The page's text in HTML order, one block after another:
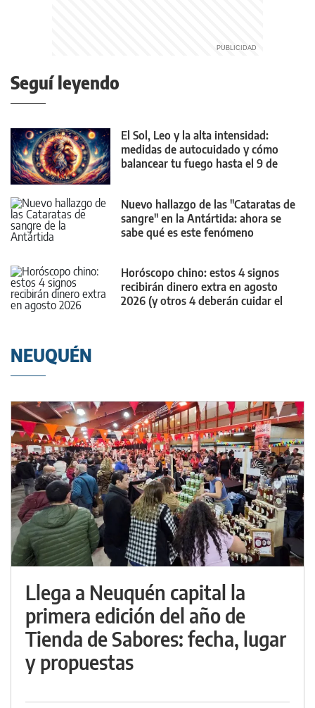
Seguí leyendo
El Sol, Leo y la alta intensidad:
medidas de autocuidado y cómo
balancear tu fuego hasta el 9 de
Nuevo hallazgo de las "Cataratas de
sangre" en la Antártida: ahora se
sabe qué es este fenómeno
Horóscopo chino: estos 4 signos
recibirán dinero extra en agosto
2026 (y otros 4 deberán cuidar el
NEUQUÉN
Llega a Neuquén capital la
primera edición del año de
Tienda de Sabores: fecha, lugar
y propuestas